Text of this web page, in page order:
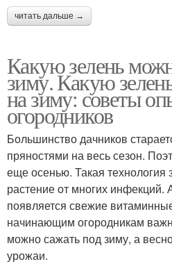
читать дальше →
Какую зелень
зиму. Какую
на зиму: советы
огородников
Большинство дачников
пряностями на весь сезон.
еще осенью. Такая технология
растение от многих инфекций.
появляется свежие
начинающим огородникам
можно сажать под зиму, а
урожаи.